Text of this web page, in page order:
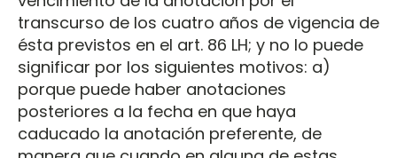
transcurso de los cuatro años de vigencia de
ésta previstos en el art. 86 LH; y no lo puede
significar por los siguientes motivos: a)
porque puede haber anotaciones
posteriores a la fecha en que haya
caducado la anotación preferente, de